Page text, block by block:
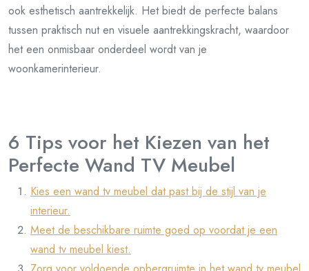
ook esthetisch aantrekkelijk. Het biedt de perfecte balans
tussen praktisch nut en visuele aantrekkingskracht, waardoor
het een onmisbaar onderdeel wordt van je
woonkamerinterieur.
6 Tips voor het Kiezen van het
Perfecte Wand TV Meubel
Kies een wand tv meubel dat past bij de stijl van je
interieur.
Meet de beschikbare ruimte goed op voordat je een
wand tv meubel kiest.